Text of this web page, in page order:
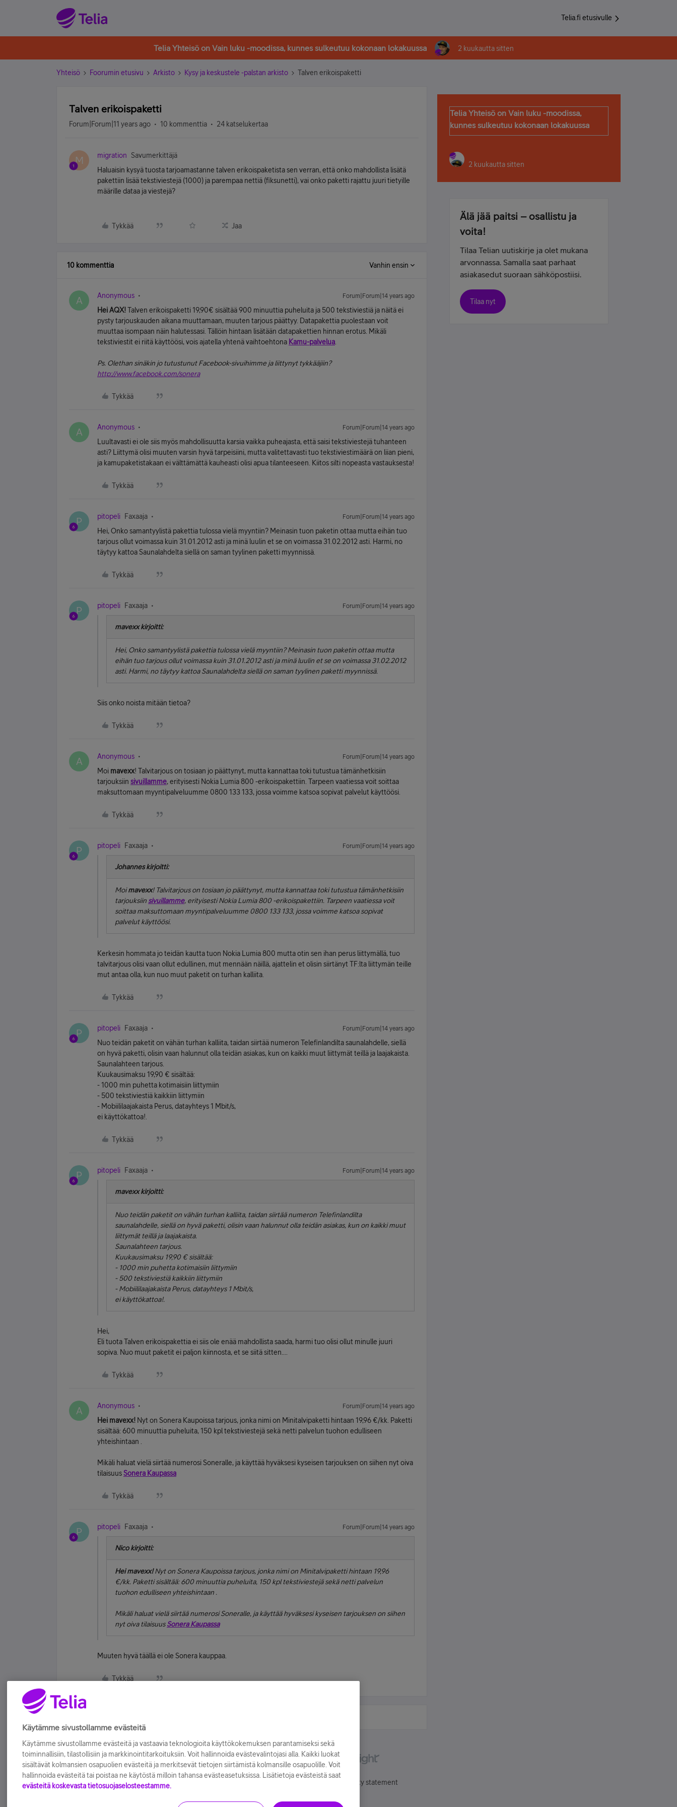
Telia.fi etusivulle
Telia Yhteisö on Vain luku -moodissa, kunnes sulkeutuu kokonaan lokakuussa 2 kuukautta sitten
Yhteisö Foorumin etusivu Arkisto Kysy ja keskustele -palstan arkisto Talven erikoispaketti
Talven erikoispaketti
Forum|Forum|11 years ago 10 kommenttia 24 katselukertaa
M migration
Savumerkittäjä
Haluaisin kysyä tuosta tarjoamastanne talven erikoispaketista sen verran, että onko mahdollista lisätä
pakettiin lisää tekstiviestejä (1000) ja parempaa nettiä (fiksunetti), vai onko paketti rajattu juuri tietyille
määrille dataa ja viestejä?
Tykkää Jaa
10 kommenttia Vanhin ensin
A Anonymous Forum|Forum|14 years ago
Hei AQX!Talven erikoispaketti 19,90€ sisältää 900 minuuttia puheluita ja 500 tekstiviestiä ja näitä ei
pysty tarjouskauden aikana muuttamaan, muuten tarjous päättyy. Datapakettia puolestaan voit
muuttaa isompaan näin halutessasi. Tällöin hintaan lisätään datapakettien hinnan erotus. Mikäli
tekstiviestit ei riitä käyttöösi, vois ajatella yhtenä vaihtoehtona Kamu-palvelua
Ps. Olethan sinäkin jo tutustunut Facebook-sivuihimme ja liittynyt tykkääjiin?
http://www.facebook.com/sonera
Tykkää
A Anonymous Forum|Forum|14 years ago
Luultavasti ei ole siis myös mahdollisuutta karsia vaikka puheajasta, että saisi tekstiviestejä tuhanteen
asti? Liittymä olisi muuten varsin hyvä tarpeisiini, mutta valitettavasti tuo tekstiviestimäärä on liian pieni,
ja kamupaketistakaan ei välttämättä kauheasti olisi apua tilanteeseen. Kiitos silti nopeasta vastauksesta!
Tykkää
P pitopeli Faxaaja Forum|Forum|14 years ago
Hei, Onko samantyylistä pakettia tulossa vielä myyntiin? Meinasin tuon paketin ottaa mutta eihän tuo
tarjous ollut voimassa kuin 31.01.2012 asti ja minä luulin et se on voimassa 31.02.2012 asti. Harmi, no
täytyy kattoa Saunalahdelta siellä on saman tyylinen paketti myynnissä.
Tykkää
P pitopeli Faxaaja Forum|Forum|14 years ago
mavexx kirjoitti:
Hei, Onko samantyylistä pakettia tulossa vielä myyntiin? Meinasin tuon paketin ottaa mutta
eihän tuo tarjous ollut voimassa kuin 31.01.2012 asti ja minä luulin et se on voimassa 31.02.2012
asti. Harmi, no täytyy kattoa Saunalahdelta siellä on saman tyylinen paketti myynnissä.
Siis onko noista mitään tietoa?
Tykkää
A Anonymous Forum|Forum|14 years ago
Moi mavexx! Talvitarjous on tosiaan jo päättynyt, mutta kannattaa toki tutustua tämänhetkisiin
tarjouksiin sivuillamme, erityisesti Nokia Lumia 800 -erikoispakettiin. Tarpeen vaatiessa voit soittaa
maksuttomaan myyntipalveluumme 0800 133 133, jossa voimme katsoa sopivat palvelut käyttöösi.
Tykkää
P pitopeli Faxaaja Forum|Forum|14 years ago
Johannes kirjoitti:
Moimavexx! Talvitarjous on tosiaan jo päättynyt, mutta kannattaa toki tutustua tämänhetkisiin
tarjouksiinsivuillamme, erityisesti Nokia Lumia 800 -erikoispakettiin. Tarpeen vaatiessa voit
soittaa maksuttomaan myyntipalveluumme 0800 133 133, jossa voimme katsoa sopivat
palvelut käyttöösi.
Kerkesin hommata jo teidän kautta tuon Nokia Lumia 800 mutta otin sen ihan perus liittymällä, tuo
talvitarjous olisi vaan ollut edullinen, mut mennään näillä, ajattelin et olisin siirtänyt TF:lta liittymän teille
mut antaa olla, kun nuo muut paketit on turhan kalliita.
Tykkää
P pitopeli Faxaaja Forum|Forum|14 years ago
Nuo teidän paketit on vähän turhan kalliita, taidan siirtää numeron Telefinlandilta saunalahdelle, siellä
on hyvä paketti, olisin vaan halunnut olla teidän asiakas, kun on kaikki muut liittymät teillä ja laajakaista.
Saunalahteen tarjous.
Kuukausimaksu 19,90 € sisältää:
- 1000 min puhetta kotimaisiin liittymiin
- 500 tekstiviestiä kaikkiin liittymiin
- Mobiililaajakaista Perus, datayhteys 1 Mbit/s,
ei käyttökattoa!.
Tykkää
P pitopeli Faxaaja Forum|Forum|14 years ago
mavexx kirjoitti:
Nuo teidän paketit on vähän turhan kalliita, taidan siirtää numeron Telefinlandilta
saunalahdelle, siellä on hyvä paketti, olisin vaan halunnut olla teidän asiakas, kun on kaikki muut
liittymät teillä ja laajakaista.
Saunalahteen tarjous.
Kuukausimaksu 19,90 € sisältää:
- 1000 min puhetta kotimaisiin liittymiin
- 500 tekstiviestiä kaikkiin liittymiin
- Mobiililaajakaista Perus, datayhteys 1 Mbit/s,
ei käyttökattoa!.
Hei,
Eli tuota Talven erikoispakettia ei siis ole enää mahdollista saada, harmi tuo olisi ollut minulle juuri
sopiva. Nuo muut paketit ei paljon kiinnosta, et se siitä sitten....
Tykkää
A Anonymous Forum|Forum|14 years ago
Hei mavexx! Nyt on Sonera Kaupoissa tarjous, jonka nimi on Minitalvipaketti hintaan 19,96 €/kk. Paketti
sisältää: 600 minuuttia puheluita, 150 kpl tekstiviestejä sekä netti palvelun tuohon edulliseen
yhteishintaan .
Mikäli haluat vielä siirtää numerosi Soneralle, ja käyttää hyväksesi kyseisen tarjouksen on siihen nyt oiva
tilaisuusSonera Kaupassa
Tykkää
P pitopeli Faxaaja Forum|Forum|14 years ago
Nico kirjoitti:
Hei mavexx!Nyt on Sonera Kaupoissa tarjous, jonka nimi on Minitalvipaketti hintaan 19,96
€/kk. Paketti sisältää: 600 minuuttia puheluita, 150 kpl tekstiviestejä sekä netti palvelun
tuohon edulliseen yhteishintaan .
Mikäli haluat vielä siirtää numerosi Soneralle, ja käyttää hyväksesi kyseisen tarjouksen on siihen
nyt oiva tilaisuusSonera Kaupassa
Muuten hyvä täällä ei ole Sonera kauppaa.
Tykkää
Telia Yhteisö on Vain luku -moodissa,
kunnes sulkeutuu kokonaan lokakuussa
2 kuukautta sitten
Älä jää paitsi – osallistu ja
voita!
Tilaa Telian uutiskirje ja olet mukana
arvonnassa. Samalla saat parhaat
asiakasedut suoraan sähköpostiisi.
Tilaa nyt
Accessibility statement
Käytämme sivustollamme evästeitä
Käytämme sivustollamme evästeitä ja vastaavia teknologioita käyttökokemuksen parantamiseksi sekä
toiminnallisiin, tilastollisiin ja markkinointitarkoituksiin. Voit hallinnoida evästevalintojasi alla. Kaikki luokat
sisältävät kolmansien osapuolien evästeitä ja merkitsevät tietojen siirtämistä kolmansille osapuolille. Voit
hallinnoida evästeitä tai poistaa ne käytöstä milloin tahansa evästeasetuksissa. Lisätietoja evästeistä saat
evästeitä koskevasta tietosuojaselosteestamme.